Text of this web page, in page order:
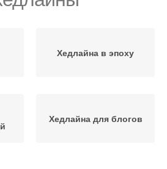
Хедлайна в эпоху
Хедлайна для блогов